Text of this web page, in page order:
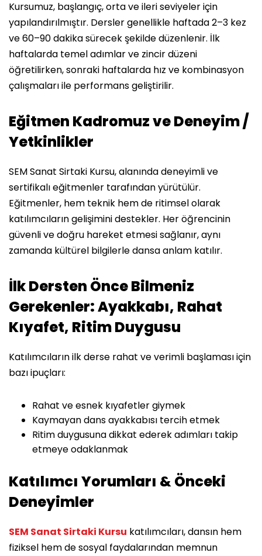
Kursumuz, başlangıç, orta ve ileri seviyeler için
yapılandırılmıştır. Dersler genellikle haftada 2–3 kez
ve 60–90 dakika sürecek şekilde düzenlenir. İlk
haftalarda temel adımlar ve zincir düzeni
öğretilirken, sonraki haftalarda hız ve kombinasyon
çalışmaları ile performans geliştirilir.
Eğitmen Kadromuz ve Deneyim /
Yetkinlikler
SEM Sanat Sirtaki Kursu, alanında deneyimli ve
sertifikalı eğitmenler tarafından yürütülür.
Eğitmenler, hem teknik hem de ritimsel olarak
katılımcıların gelişimini destekler. Her öğrencinin
güvenli ve doğru hareket etmesi sağlanır, aynı
zamanda kültürel bilgilerle dansa anlam katılır.
İlk Dersten Önce Bilmeniz
Gerekenler: Ayakkabı, Rahat
Kıyafet, Ritim Duygusu
Katılımcıların ilk derse rahat ve verimli başlaması için
bazı ipuçları:
Rahat ve esnek kıyafetler giymek
Kaymayan dans ayakkabısı tercih etmek
Ritim duygusuna dikkat ederek adımları takip
etmeye odaklanmak
Katılımcı Yorumları & Önceki
Deneyimler
SEM Sanat Sirtaki Kursu katılımcıları, dansın hem
fiziksel hem de sosyal faydalarından memnun